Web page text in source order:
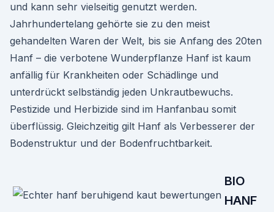
und kann sehr vielseitig genutzt werden.
Jahrhundertelang gehörte sie zu den meist
gehandelten Waren der Welt, bis sie Anfang des 20ten
Hanf – die verbotene Wunderpflanze Hanf ist kaum
anfällig für Krankheiten oder Schädlinge und
unterdrückt selbständig jeden Unkrautbewuchs.
Pestizide und Herbizide sind im Hanfanbau somit
überflüssig. Gleichzeitig gilt Hanf als Verbesserer der
Bodenstruktur und der Bodenfruchtbarkeit.
BIO
HANF